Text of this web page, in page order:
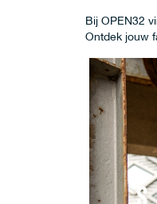
Bij OPEN32
Ontdek jouw